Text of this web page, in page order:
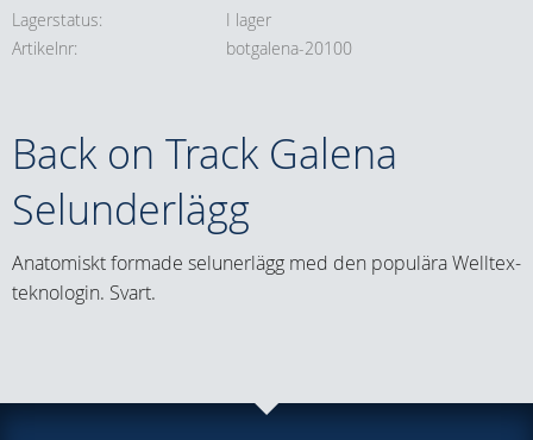
Lagerstatus
I lager
Artikelnr
botgalena-20100
Back on Track Galena
Selunderlägg
Anatomiskt formade selunerlägg med den populära Welltex-
teknologin. Svart.